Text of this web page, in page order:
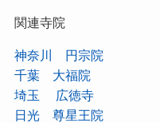
関連寺院
神奈川 円宗院
千葉 大福院
埼玉 広徳寺
日光 尊星王院